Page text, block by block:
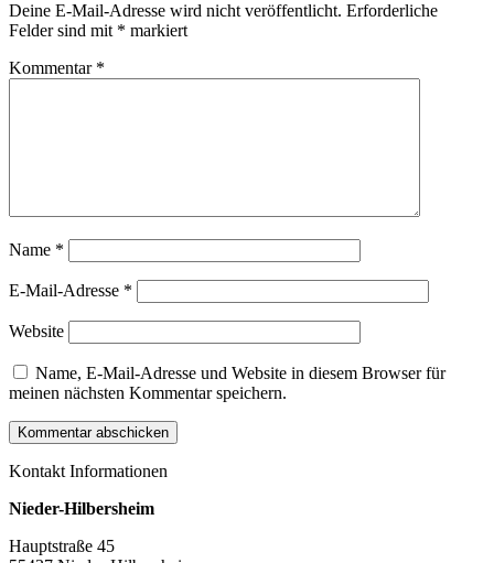
Deine E-Mail-Adresse wird nicht veröffentlicht. Erforderliche
Felder sind mit * markiert
Kommentar *
Name *
E-Mail-Adresse *
Website
Name, E-Mail-Adresse und Website in diesem Browser für
meinen nächsten Kommentar speichern.
Kontakt Informationen
Nieder-Hilbersheim
Hauptstraße 45